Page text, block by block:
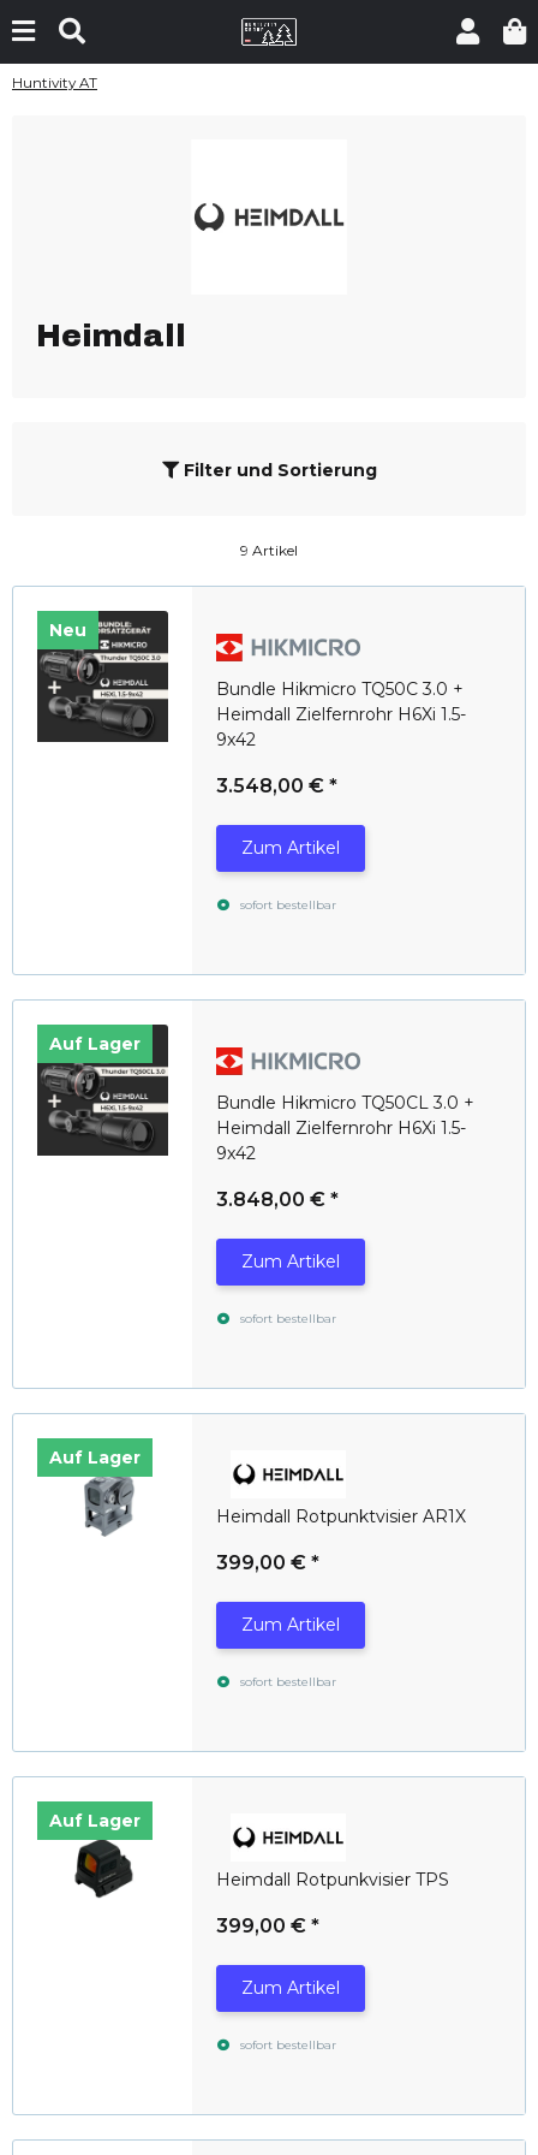
Huntivity AT
Heimdall
Filter und Sortierung
9 Artikel
Neu
Bundle Hikmicro TQ50C 3.0 +
Heimdall Zielfernrohr H6Xi 1.5-
9x42
3.548,00 € *
Zum Artikel
sofort bestellbar
Auf Lager
Bundle Hikmicro TQ50CL 3.0 +
Heimdall Zielfernrohr H6Xi 1.5-
9x42
3.848,00 € *
Zum Artikel
sofort bestellbar
Auf Lager
Heimdall Rotpunktvisier AR1X
399,00 € *
Zum Artikel
sofort bestellbar
Auf Lager
Heimdall Rotpunkvisier TPS
399,00 € *
Zum Artikel
sofort bestellbar